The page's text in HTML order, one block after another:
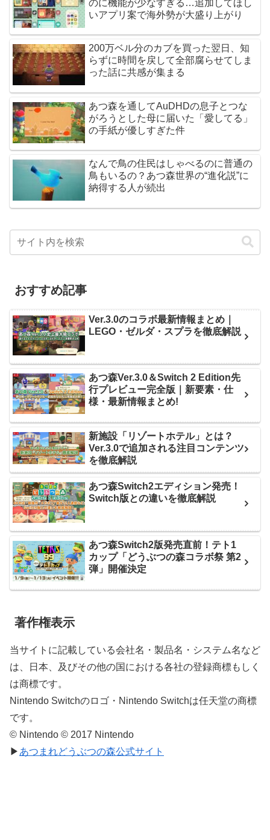
のに機能が少なすぎる…追加してほし
いアプリ案で海外勢が大盛り上がり
200万ベル分のカブを買った翌日、知
らずに時間を戻して全部腐らせてしま
った話に共感が集まる
あつ森を通してAuDHDの息子とつな
がろうとした母に届いた「愛してる」
の手紙が優しすぎた件
なんで鳥の住民はしゃべるのに普通の
鳥もいるの？あつ森世界の“進化説”に
納得する人が続出
おすすめ記事
Ver.3.0のコラボ最新情報まとめ｜
LEGO・ゼルダ・スプラを徹底解説
あつ森Ver.3.0＆Switch 2 Edition先
行プレビュー完全版｜新要素・仕
様・最新情報まとめ!
新施設「リゾートホテル」とは？
Ver.3.0で追加される注目コンテンツ
を徹底解説
あつ森Switch2エディション発売！
Switch版との違いを徹底解説
あつ森Switch2版発売直前！テト1
カップ「どうぶつの森コラボ祭 第2
弾」開催決定
著作権表示
当サイトに記載している会社名・製品名・システム名など
は、日本、及びその他の国における各社の登録商標もしく
は商標です。
Nintendo Switchのロゴ・Nintendo Switchは任天堂の商標
です。
© Nintendo © 2017 Nintendo
▶ あつまれどうぶつの森公式サイト